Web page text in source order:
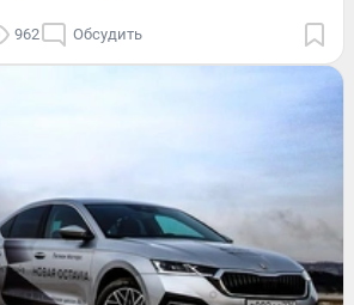
962 Обсудить